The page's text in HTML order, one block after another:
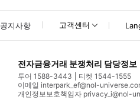
공지사항 고객센터
전자금융거래 분쟁처리 담당정보
투어 1588-3443
티켓 1544-1555
이메일 interpark_ef@nol-
개인정보보호책임자 privacy_i@nol-